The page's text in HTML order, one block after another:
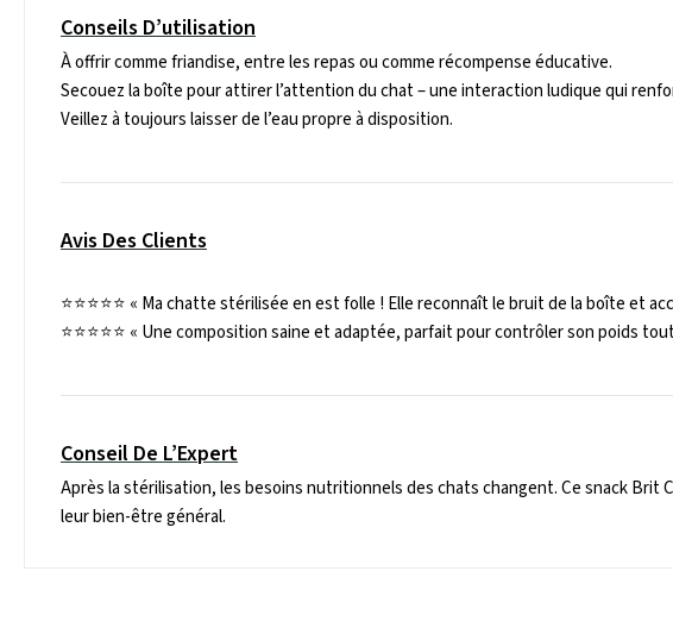
Conseils D’utilisation
À offrir comme friandise, entre les repas ou comme récompense éducative.
Secouez la boîte pour attirer l’attention du chat – une interaction ludique qui
Veillez à toujours laisser de l’eau propre à disposition.
Avis Des Clients
⭐️⭐️⭐️⭐️⭐️ « Ma chatte stérilisée en est folle ! Elle reconnaît le bruit de la boîte et
⭐️⭐️⭐️⭐️⭐️ « Une composition saine et adaptée, parfait pour contrôler son poids
Conseil De L’Expert
Après la stérilisation, les besoins nutritionnels des chats changent. Ce snackBrit
leur bien-être général.